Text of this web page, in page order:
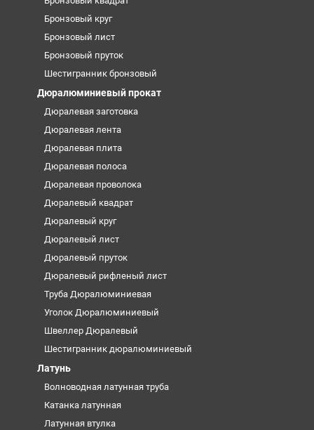
Бронзовый круг
Бронзовый лист
Бронзовый пруток
Шестигранник бронзовый
Дюралюминиевый прокат
Дюралевая заготовка
Дюралевая лента
Дюралевая плита
Дюралевая полоса
Дюралевая проволока
Дюралевый квадрат
Дюралевый круг
Дюралевый лист
Дюралевый пруток
Дюралевый рифленый лист
Труба Дюралюминиевая
Уголок Дюралюминиевый
Швеллер Дюралевый
Шестигранник дюралюминиевый
Латунь
Волноводная латунная труба
Катанка латунная
Латунная втулка